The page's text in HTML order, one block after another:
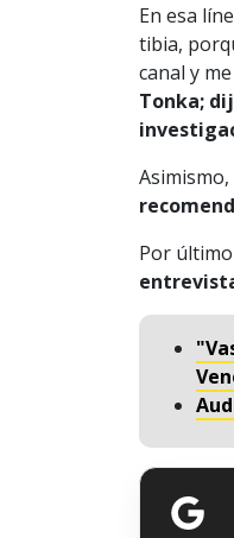
En esa
tibia,
canal y
Tonka;
Por